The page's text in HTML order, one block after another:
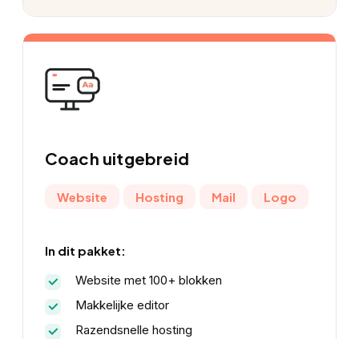
Coach uitgebreid
Website Hosting Mail Logo
In dit pakket:
Website met 100+ blokken
Makkelijke editor
Razendsnelle hosting